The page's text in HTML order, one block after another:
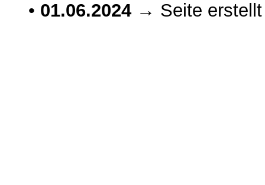
• 01.06.2024 → Seite erstellt